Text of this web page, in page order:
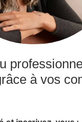
à vos